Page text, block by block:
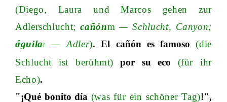
(Diego, Laura und Marcos gehen zur
Adlerschlucht; cañónm — Schlucht, Canyon;
águilaf — Adler). El cañón es famoso(die
Schlucht ist berühmt) por su eco (für ihr
Echo).
"¡Qué bonito día (was für ein schöner Tag)!",